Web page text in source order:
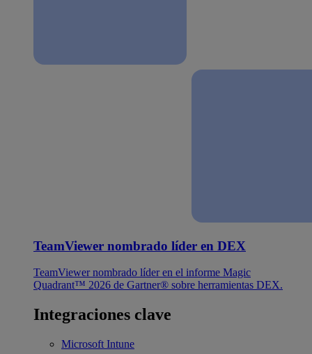
TeamViewer nombrado líder en DEX
TeamViewer nombrado líder en el informe Magic
Quadrant™ 2026 de Gartner® sobre herramientas DEX.
Integraciones clave
Microsoft Intune